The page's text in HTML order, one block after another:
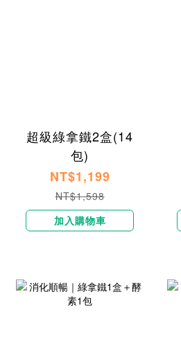
超級綠拿鐵2盒(14
包)
NT$1,199
NT$1,598
加入購物車